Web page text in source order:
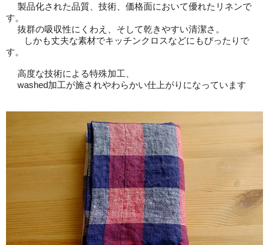
製品化された品質、技術、価格面において優れたリネンで
す。
抜群の吸収性にくわえ、そして乾きやすい清潔さ。
しかも丈夫な素材でキッチンクロスなどにもぴったりで
す。
高度な技術による特殊加工、
washed加工が施されやわらかい仕上がりになっています